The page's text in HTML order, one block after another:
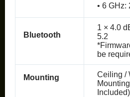
• 6 GHz:
Bluetooth
1 × 4.0
5.2
be
Mounting
Ceiling /
Included)